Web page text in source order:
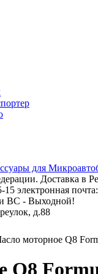
Доставка в
15 электронная почта:
ВС - Выходной!
д.88
моторное Q8
Q8